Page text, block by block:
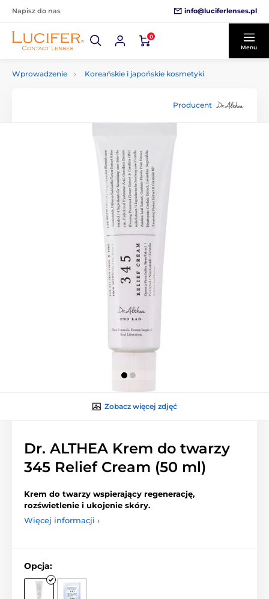
Napisz do nas info@luciferlenses.pl
0
Menu
Wprowadzenie Koreańskie i japońskie kosmetyki
Producent
Zobacz więcej zdjęć
Dr. ALTHEA Krem do twarzy
345 Relief Cream (50 ml)
Krem do twarzy wspierający regenerację,
rozświetlenie i ukojenie skóry.
Więcej informacji ›
Opcja: